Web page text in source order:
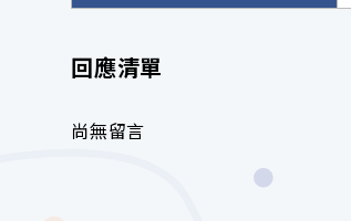
回應清單
尚無留言